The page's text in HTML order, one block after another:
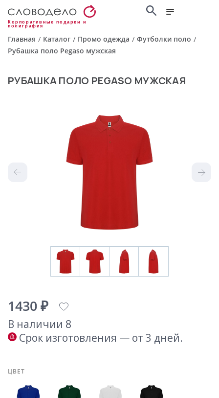
Корпоративные подарки и
полиграфия
Главная / Каталог / Промо одежда / Футболки поло /
Рубашка поло Pegaso мужская
РУБАШКА ПОЛО PEGASO МУЖСКАЯ
1430 ₽
В наличии 8
Срок изготовления — от 3 дней.
ЦВЕТ